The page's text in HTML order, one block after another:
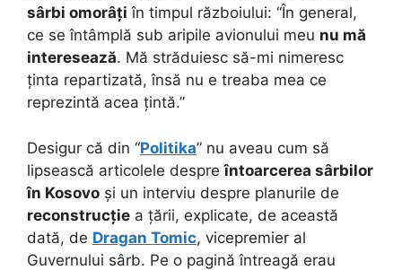
sârbi omorâți în timpul războiului: “În general,
ce se întâmplă sub aripile avionului meu nu mă
interesează. Mă străduiesc să-mi nimeresc
ținta repartizată, însă nu e treaba mea ce
reprezintă acea țintă.”
Desigur că din “Politika” nu aveau cum să
lipsească articolele despreîntoarcerea sârbilor
în Kosovo și un interviu despre planurile de
reconstrucție a țării, explicate, de această
dată, de Dragan Tomic, vicepremier al
Guvernului sârb. Pe o pagină întreagă erau